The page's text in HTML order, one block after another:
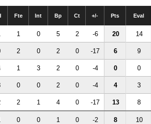
Fte Int Bp Ct +/- Pts Eval
1 0 5 2 -6 20 14
2 0 2 0 -17 6 9
1 3 2 0 -4 0 0
0 0 2 0 -4 4 3
2 1 4 0 -17 13 8
0 0 1 0 -2 8 10